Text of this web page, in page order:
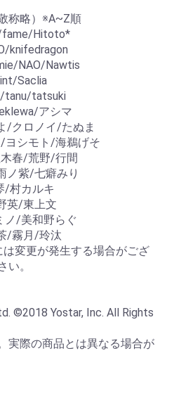
称略）※A~Z順
fame/Hitoto*
knifedragon
NAO/Nawtis
Saclia
tanu/tatsuki
アシマ
/クロノイ/たぬま
ヨシモト/海鵜げそ
春/荒野/行間
ノ紫/七癖みり
/村カルキ
英/東上文
/美和野らぐ
/霧月/玲汰
変更が発生する場合がござ
い。
©2018 Yostar, Inc. All Rights
実際の商品とは異なる場合が